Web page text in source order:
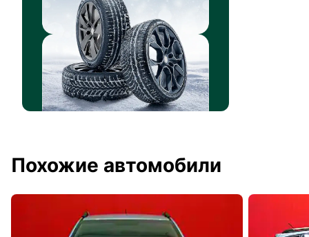
Похожие автомобили